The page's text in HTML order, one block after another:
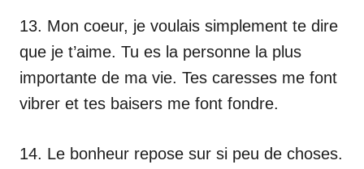
13. Mon coeur, je voulais simplement te dire
que je t’aime. Tu es la personne la plus
importante de ma vie. Tes caresses me font
vibrer et tes baisers me font fondre.
14. Le bonheur repose sur si peu de choses.